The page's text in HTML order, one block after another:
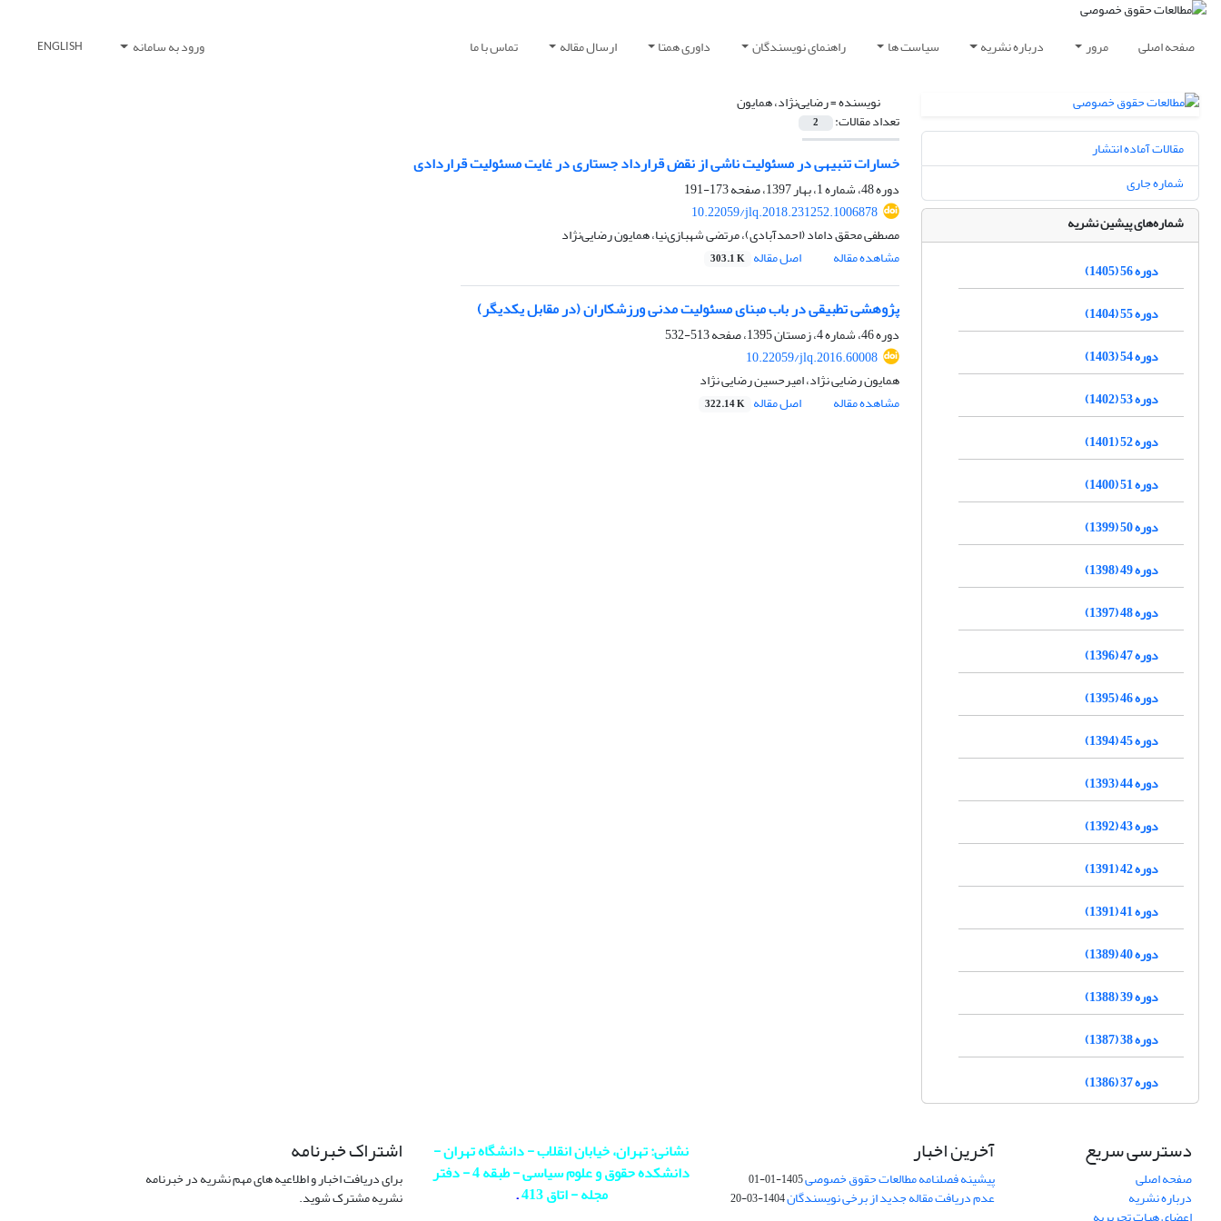
صفحه اصلی مرور درباره نشریه سیاست ها راهنمای نویسندگان داوری همتا ارسال مقاله تماس با ما ورود به سامانه ENGLISH
نویسنده =رضایی‌نژاد، همایون
تعداد مقالات: 2
خسارات تنبیهی در مسئولیت ناشی از نقض قرارداد جستاری در غایت مسئولیت قراردادی
دوره 48، شماره 1، بهار 1397، صفحه
173-191
10.22059/jlq.2018.231252.1006878
مصطفی محقق داماد (احمدآبادی)، مرتضی شهبازی‌نیا، همایون رضایی‌نژاد
مشاهده مقاله
اصل مقاله 303.1 K
پژوهشی تطبیقی در باب مبنای مسئولیت مدنی ورزشکاران (در مقابل یکدیگر)
دوره 46، شماره 4، زمستان 1395، صفحه
513-532
10.22059/jlq.2016.60008
همایون رضایی نژاد، امیرحسین رضایی نژاد
مشاهده مقاله
اصل مقاله 322.14 K
مقالات آماده انتشار
شماره جاری
شماره‌های پیشین نشریه
دوره 56 (1405)
دوره 55 (1404)
دوره 54 (1403)
دوره 53 (1402)
دوره 52 (1401)
دوره 51 (1400)
دوره 50 (1399)
دوره 49 (1398)
دوره 48 (1397)
دوره 47 (1396)
دوره 46 (1395)
دوره 45 (1394)
دوره 44 (1393)
دوره 43 (1392)
دوره 42 (1391)
دوره 41 (1391)
دوره 40 (1389)
دوره 39 (1388)
دوره 38 (1387)
دوره 37 (1386)
دسترسی سریع
صفحه اصلی
درباره نشریه
آخرین اخبار
پیشینه فصلنامه مطالعات حقوق خصوصی1405-01-01
عدم دریافت مقاله جدید از برخی نویسندگان1404-03-20
نشانی: تهران، خیابان انقلاب - دانشگاه تهران -
دانشکده حقوق و علوم سیاسی - طبقه 4 - دفتر
مجله - اتاق 413
.
اشتراک خبرنامه
برای دریافت اخبار و اطلاعیه های مهم نشریه در خبرنامه
نشریه مشترک شوید.